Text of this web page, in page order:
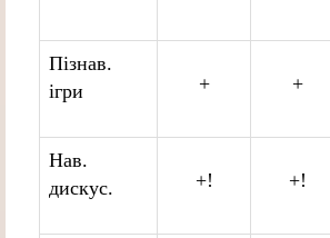
Пізнав.
ігри
+ +
Нав.
дискус.
+! +!